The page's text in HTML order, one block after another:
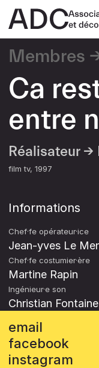
Membres
Ca
entre
Réalisateur →
film tv 1997
Informations
Chef·fe opérateur·ice
Jean-yves Le
Chef·fe costumier·ère
Martine Rapin
Ingénieur·e son
Christian Fontaine
email
facebook
instagram